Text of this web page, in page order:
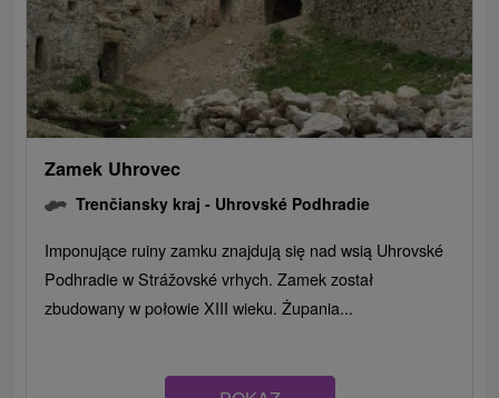
Zamek Uhrovec
Trenčiansky kraj - Uhrovské Podhradie
Imponujące ruiny zamku znajdują się nad wsią Uhrovské
Podhradie w Strážovské vrhych. Zamek został
zbudowany w połowie XIII wieku. Żupania...